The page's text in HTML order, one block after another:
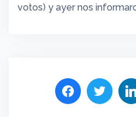
votos) y ayer nos